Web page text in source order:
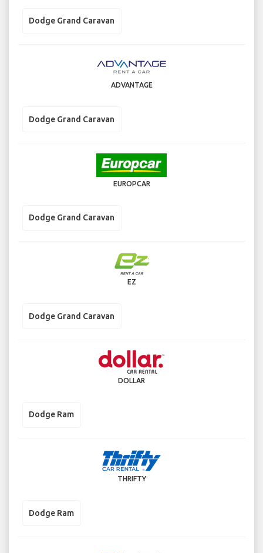
Dodge Grand Caravan
ADVANTAGE
Dodge Grand Caravan
EUROPCAR
Dodge Grand Caravan
EZ
Dodge Grand Caravan
DOLLAR
Dodge Ram
THRIFTY
Dodge Ram